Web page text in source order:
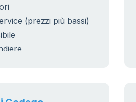
(prezzi più bassi)